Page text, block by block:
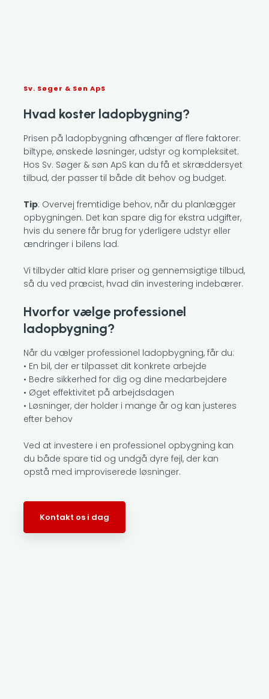
Sv. Søger & Søn ApS
Hvad koster ladopbygning?
Prisen på ladopbygning afhænger af flere faktorer:
biltype, ønskede løsninger, udstyr og kompleksitet.
Hos Sv. Søger & søn ApS kan du få et skræddersyet
tilbud, der passer til både dit behov og budget.
Tip: Overvej fremtidige behov, når du planlægger
opbygningen. Det kan spare dig for ekstra udgifter,
hvis du senere får brug for yderligere udstyr eller
ændringer i bilens lad.
Vi tilbyder altid klare priser og gennemsigtige tilbud,
så du ved præcist, hvad din investering indebærer.
Hvorfor vælge professionel
ladopbygning?
Når du vælger professionel ladopbygning, får du:
• En bil, der er tilpasset dit konkrete arbejde
• Bedre sikkerhed for dig og dine medarbejdere
• Øget effektivitet på arbejdsdagen
• Løsninger, der holder i mange år og kan justeres
efter behov
Ved at investere i en professionel opbygning kan
du både spare tid og undgå dyre fejl, der kan
opstå med improviserede løsninger.
Kontakt os i dag